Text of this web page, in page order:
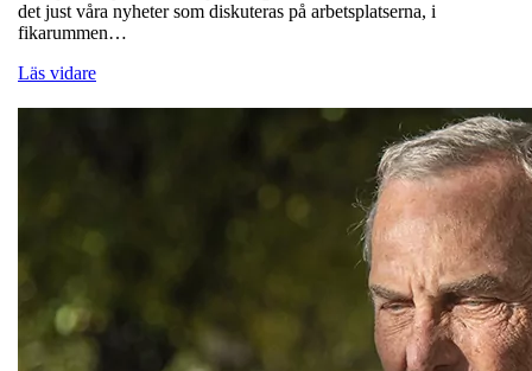
det just våra nyheter som diskuteras på arbetsplatserna, i
fikarummen…
Läs vidare